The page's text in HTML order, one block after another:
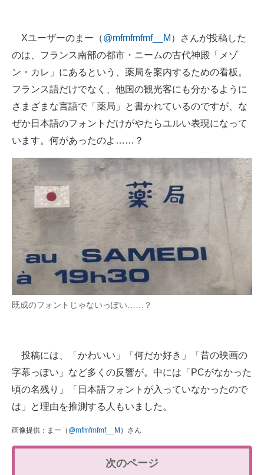
ちょっと気になるネットの話題
Xユーザーのまー（@mfmfmfmf__M ）さんが投稿した
のは、フランス南部の都市・ニームの古代神殿「メゾ
ン・カレ」にあるという、薬局を案内するための看板。
フランス語だけでなく、他国の観光客にも分かるように
さまざまな言語で「薬局」と書かれているのですが、な
ぜか日本語のフォントだけがやたらユルい表現になって
います。何があったのよ……？
既成のフォントじゃないっぽい……？
投稿には、「かわいい」「何だか好き」「昔の映画の
字幕っぽい」など多くの反響が。中には「PCがなかった
頃の名残り」「日本語フォントが入っていなかったので
は」と理由を推測する人もいました。
画像提供：まー（ @mfmfmfmf__M ）さん